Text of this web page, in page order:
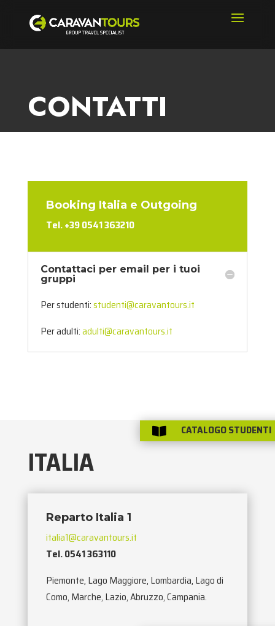
CONTATTI
Booking Italia e Outgoing
Tel. +39 0541 363210
Contattaci per email per i tuoi
gruppi
Per studenti:studenti@caravantours.it
Per adulti:adulti@caravantours.it
ITALIA
Reparto Italia 1
italia1@caravantours.it
Tel. 0541 363110
Piemonte, Lago Maggiore, Lombardia, Lago di
Como, Marche, Lazio, Abruzzo, Campania.
 CATALOGO STUDENTI